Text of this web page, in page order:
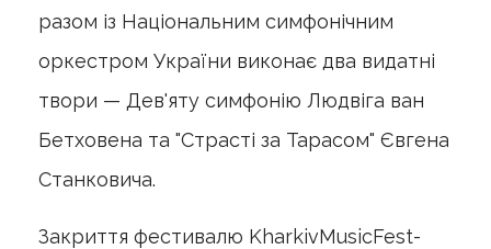
разом із Національним симфонічним
оркестром України виконає два видатні
твори — Дев'яту симфонію Людвіга ван
Бетховена та "Страсті за Тарасом" Євгена
Станковича.
Закриття фестивалю KharkivMusicFest-